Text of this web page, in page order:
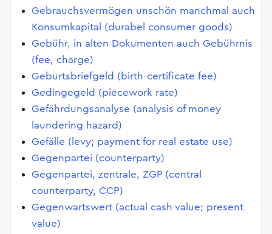
Gebrauchsvermögen unschön manchmal auch
Konsumkapital (durabel consumer goods)
Gebühr, in alten Dokumenten auch Gebührnis
(fee, charge)
Geburtsbriefgeld (birth-certificate fee)
Gedingegeld (piecework rate)
Gefährdungsanalyse (analysis of money
laundering hazard)
Gefälle (levy; payment for real estate use)
Gegenpartei (counterparty)
Gegenpartei, zentrale, ZGP (central
counterparty, CCP)
Gegenwartswert (actual cash value; present
value)